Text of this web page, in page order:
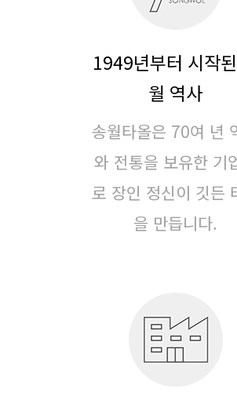
1949년부터 시작
월 역사
송월타올은 70여 년
와 전통을 보유한 기
로 장인 정신이 깃든
을 만듭니다.